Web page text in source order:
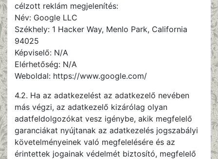
célzott reklám megjelenítés:
Név: Google LLC
Székhely: 1 Hacker Way, Menlo Park, California
94025
Képviselő: N/A
Elérhetőség: N/A
Weboldal: https://www.google.com/
4.2. Ha az adatkezelést az adatkezelő nevében
más végzi, az adatkezelő kizárólag olyan
adatfeldolgozókat vesz igénybe, akik megfelelő
garanciákat nyújtanak az adatkezelés jogszabályi
követelményeinek való megfelelésére és az
érintettek jogainak védelmét biztosító, megfelelő